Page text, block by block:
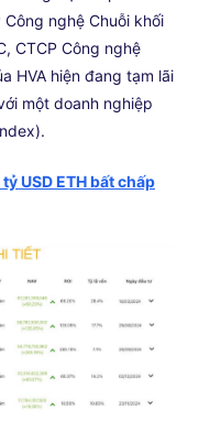
nghệ Chuỗi khối
CTCP Công nghệ
HVA hiện đang tạm lãi
một doanh nghiệp
USD ETH bất chấp